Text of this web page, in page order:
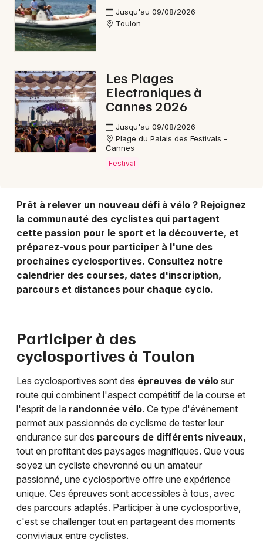
Choisir mes départements
Mon email
Je m'abonne
Jusqu'au 09/08/2026
Toulon
Les Plages
Electroniques à
Cannes 2026
Jusqu'au 09/08/2026
Plage du Palais des Festivals -
Cannes
Festival
Prêt à relever un nouveau défi à vélo ? Rejoignez
la communauté des cyclistes qui partagent
cette passion pour le sport et la découverte, et
préparez-vous pour participer à l'une des
prochaines cyclosportives. Consultez notre
calendrier des courses, dates d'inscription,
parcours et distances pour chaque cyclo.
Participer à des
cyclosportives à Toulon
Les cyclosportives sont des épreuves de vélo sur
route qui combinent l'aspect compétitif de la course et
l'esprit de la randonnée vélo. Ce type d'événement
permet aux passionnés de cyclisme de tester leur
endurance sur des parcours de différents niveaux,
tout en profitant des paysages magnifiques. Que vous
soyez un cycliste chevronné ou un amateur
passionné, une cyclosportive offre une expérience
unique. Ces épreuves sont accessibles à tous, avec
des parcours adaptés. Participer à une cyclosportive,
c'est se challenger tout en partageant des moments
conviviaux entre cyclistes.